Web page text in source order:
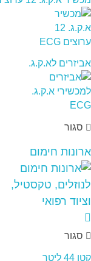
אביזרים לא.ק.ג.
סגור
ארונות חימום
סגור
קטן 44 ליטר